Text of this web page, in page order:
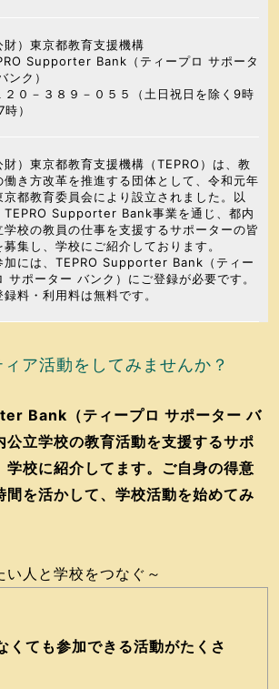
財）東京都教育支援機構
Supporter Bank（ティープロ サポータ
ンク）
２０－３８９－０５５（土日祝日を除く9時
時）
財）東京都教育支援機構（TEPRO）は、教
働き方改革を推進する団体として、令和元年
京都教育委員会により設立されました。以
TEPRO Supporter Bank事業を通じ、都内
学校の教員の仕事を支援するサポーターの皆
募集し、学校にご紹介しております。
加には、TEPRO Supporter Bank（ティー
サポーター バンク）にご登録が必要です。
録料・利用料は無料です。
ア活動をしてみませんか？
Bank（ティープロ サポーター バ
公立学校の教育活動を支援するサポ
学校に紹介してます。ご自身の得意
間を活かして、学校活動を始めてみ
い人と学校をつなぐ～
くても参加できる活動がたくさ